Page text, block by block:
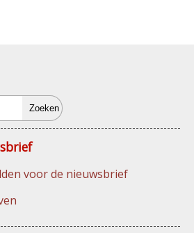
voor de nieuwsbrief